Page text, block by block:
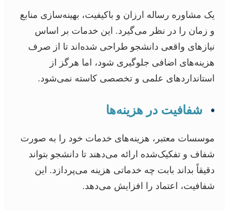
یک مشاوره رساله ارزان و باکیفیت، بهینه‌سازی منابع
و زمان را در نظر می‌گیرد. این خدمات بر اساس
نیازهای واقعی دانشجو طراحی شده‌اند تا از صرف
هزینه‌های اضافی جلوگیری شود، اما هرگز از
استانداردهای علمی و تخصصی کاسته نمی‌شود.
• شفافیت در هزینه‌ها
موسسات معتبر، هزینه‌های خدمات خود را به صورت
شفاف و تفکیک‌شده ارائه می‌دهند تا دانشجو بتواند
دقیقاً بداند بابت چه خدماتی هزینه می‌پردازد. این
شفافیت، اعتماد را افزایش می‌دهد.